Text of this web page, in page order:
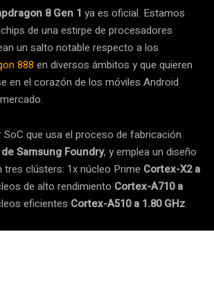
8 Gen 1 ya es oficial. Estamos
de una estirpe de procesadores
un salto notable respecto a los
888 en diversos ámbitos y que quieren
en el corazón de los móviles Android
SoC que usa el proceso de fabricación
Samsung Foundry, y emplea un diseño
tres clústers: 1x núcleo Prime Cortex-X2 a
de alto rendimiento Cortex-A710 a
eficientes Cortex-A510 a 1.80 GHz.